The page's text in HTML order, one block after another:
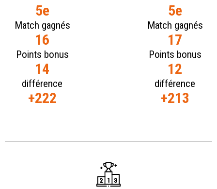
5e
Match gagnés
16
Points bonus
14
différence
+222
5e
Match gagnés
17
Points bonus
12
différence
+213